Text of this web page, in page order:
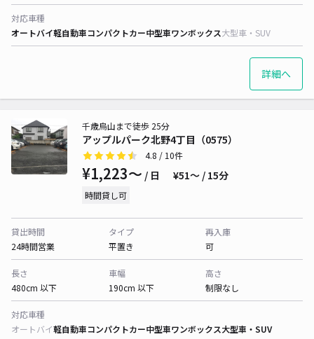
対応車種
オートバイ軽自動車コンパクトカー中型車ワンボックス大型車・SUV
詳細へ
アップルパーク北野4丁目（0575）
千歳烏山まで徒歩 25分
4.8 / 10件
¥1,223〜 / 日 ¥51〜 / 15分
時間貸し可
貸出時間
24時間営業
タイプ
平置き
再入庫
可
長さ
480cm 以下
車幅
190cm 以下
高さ
制限なし
対応車種
オートバイ軽自動車コンパクトカー中型車ワンボックス大型車・SUV